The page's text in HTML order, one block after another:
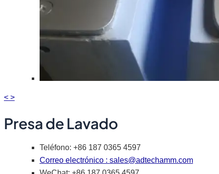
< >
Presa de Lavado
Teléfono: +86 187 0365 4597
Correo electrónico : sales@adtechamm.com